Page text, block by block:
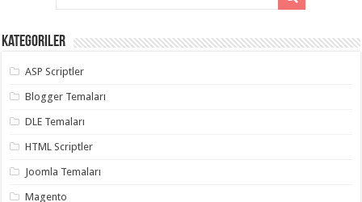
taşımacılık,
gaziantep
taşıma,
evden
taşımacılık,
gaziantep
organizasyon
gaziantep
organizasyon,
gaziantep
organizasyon
Kategoriler
ASP Scriptler
Blogger Temaları
DLE Temaları
HTML Scriptler
Joomla Temaları
Magento